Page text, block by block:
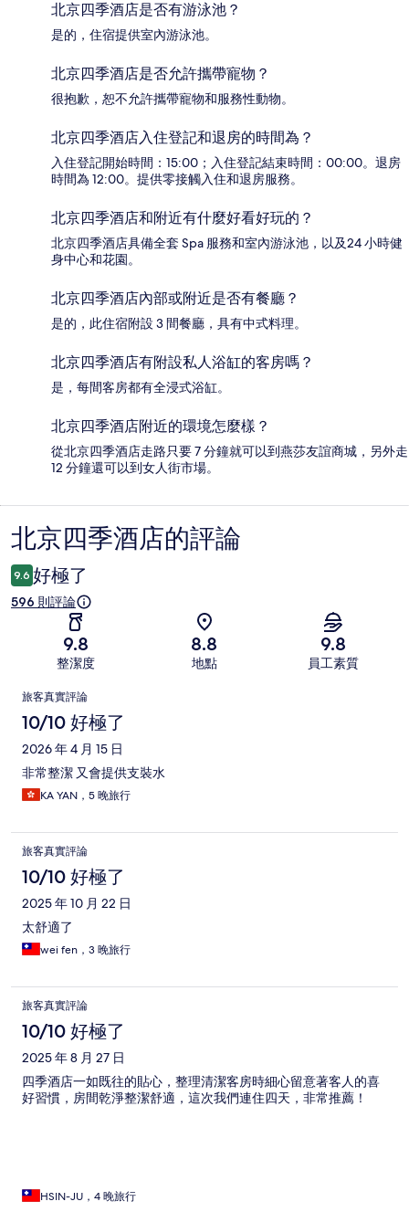
北京四季酒店是否有游泳池？
是的，住宿提供室內游泳池。
北京四季酒店是否允許攜帶寵物？
很抱歉，恕不允許攜帶寵物和服務性動物。
北京四季酒店入住登記和退房的時間為？
入住登記開始時間：15:00；入住登記結束時間：00:00。退房
時間為 12:00。提供零接觸入住和退房服務。
北京四季酒店和附近有什麼好看好玩的？
北京四季酒店具備全套 Spa 服務和室內游泳池，以及24 小時健
身中心和花園。
北京四季酒店內部或附近是否有餐廳？
是的，此住宿附設 3 間餐廳，具有中式料理。
北京四季酒店有附設私人浴缸的客房嗎？
是，每間客房都有全浸式浴缸。
北京四季酒店附近的環境怎麼樣？
從北京四季酒店走路只要 7 分鐘就可以到燕莎友誼商城，另外走
12 分鐘還可以到女人街市場。
評
論
北京四季酒店的評論
9.6 好極了
596 則評論
9.8
整潔度
8.8
地點
9.8
員工素質
評
論
旅客真實評論
10/10 好極了
2026 年 4 月 15 日
非常整潔 又會提供支裝水
KA YAN，5 晚旅行
旅客真實評論
10/10 好極了
2025 年 10 月 22 日
太舒適了
wei fen，3 晚旅行
旅客真實評論
10/10 好極了
2025 年 8 月 27 日
四季酒店一如既往的貼心，整理清潔客房時細心留意著客人的喜
好習慣，房間乾淨整潔舒適，這次我們連住四天，非常推薦！
HSIN-JU，4 晚旅行